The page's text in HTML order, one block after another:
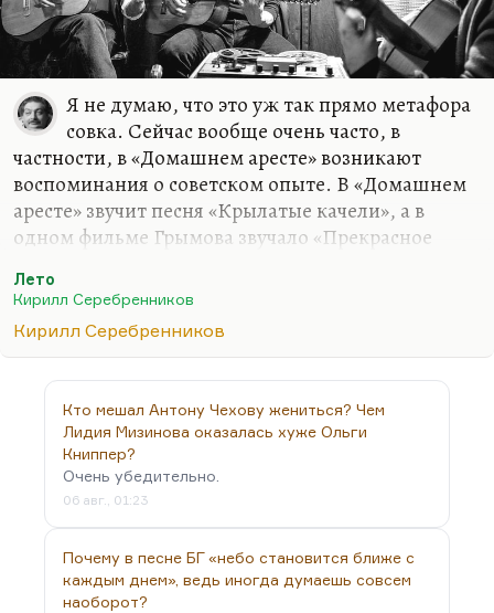
Я не думаю, что это уж так прямо метафора
совка. Сейчас вообще очень часто, в
частности, в «Домашнем аресте» возникают
воспоминания о советском опыте. В «Домашнем
аресте» звучит песня «Крылатые качели», а в
одном фильме Грымова звучало «Прекрасное
рефлексия по поводу советской
сентиментальности. Вот эти все советские
музыки, советские песенки что обещали, к чему
лучшее, что было в советской власти? Я считаю,
что это было лучшее, что было в советской власти.
Я рискну сказать, даже у меня был такой спор
давний, с Таней Друбич. Я говорю, что в советское
время человек по крайней мере старался
выглядеть…
Лето
Кирилл Серебренников
Кирилл Серебренников
Кто мешал Антону Чехову жениться? Чем
Лидия Мизинова оказалась хуже Ольги
Книппер?
Очень убедительно.
06 авг., 01:23
Почему в песне БГ «небо становится ближе с
каждым днем», ведь иногда думаешь совсем
наоборот?